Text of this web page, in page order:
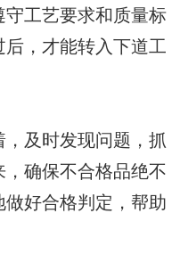
工艺要求和质量标
，才能转入下道工
及时发现问题，抓
确保不合格品绝不
好合格判定，帮助